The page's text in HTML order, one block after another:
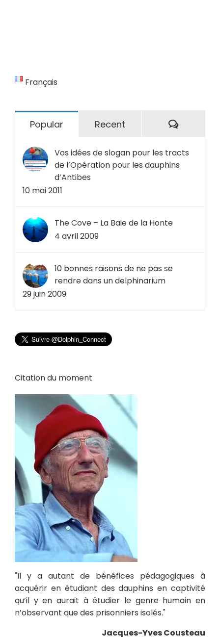
Français
Popular Recent
Vos idées de slogan pour les tracts
de l’Opération pour les dauphins
d’Antibes
10 mai 2011
The Cove – La Baie de la Honte
4 avril 2009
10 bonnes raisons de ne pas se
rendre dans un delphinarium
29 juin 2009
Citation du moment
"Il y a autant de bénéfices pédagogiques à
acquérir en étudiant des dauphins en captivité
qu’il y en aurait à étudier le genre humain en
n’observant que des prisonniers isolés."
Jacques-Yves Cousteau